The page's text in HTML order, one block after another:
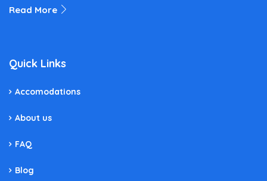
Read More
Quick Links
Accomodations
About us
FAQ
Blog